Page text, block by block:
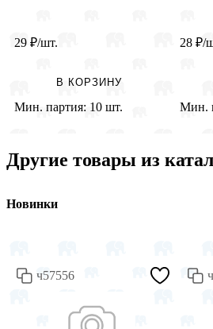
29 ₽/шт.
В КОРЗИНУ
Мин. партия: 10 шт.
28 ₽/
Мин.
Другие товары из
Новинки
ч57556